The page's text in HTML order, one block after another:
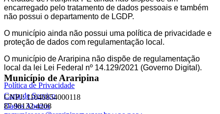
encarregado pelo tratamento de dados pessoais e também
não possui o departamento de LGDP.
O município ainda não possui uma política de privacidade e
proteção de dados com regulamentação local.
O município de Araripina não dispõe de regulamentação
local da lei Lei Federal nº 14.129/2021 (Governo Digital).
Política de Privacidade
Carta de Serviço
Dados Abertos
Município de Araripina
CNPJ: 11040854000118
87 98132-4208